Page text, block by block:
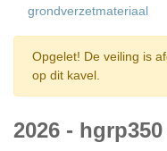
grondverzetmateriaal
Opgelet! De veiling is
op dit kavel.
2026 -